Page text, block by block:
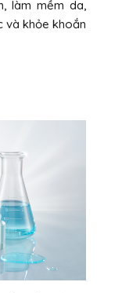
làm mềm da,
và khỏe khoắn